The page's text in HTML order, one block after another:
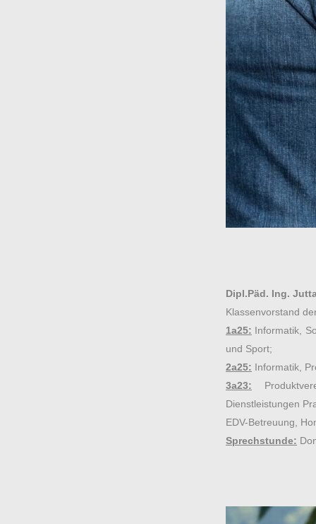
Dipl.Päd. Ing.
Klassenvorstand
1a25: Informatik,
und Sport;
2a25: Informatik,
3a23:
Dienstleistungen
EDV-Betreuung,
Sprechstunde: